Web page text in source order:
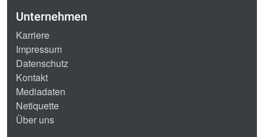
Unternehmen
Karriere
Impressum
Datenschutz
Kontakt
Mediadaten
Netiquette
Über uns